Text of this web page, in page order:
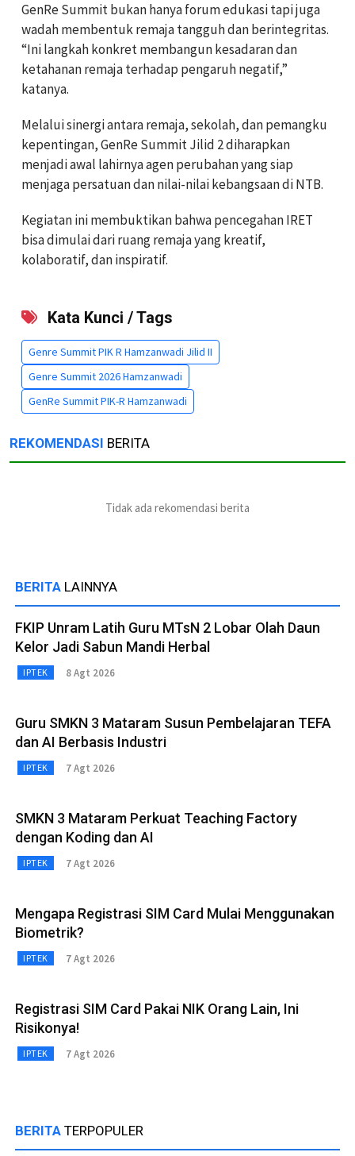
GenRe Summit bukan hanya forum edukasi tapi juga
wadah membentuk remaja tangguh dan berintegritas.
“Ini langkah konkret membangun kesadaran dan
ketahanan remaja terhadap pengaruh negatif,”
katanya.
Melalui sinergi antara remaja, sekolah, dan pemangku
kepentingan, GenRe Summit Jilid 2 diharapkan
menjadi awal lahirnya agen perubahan yang siap
menjaga persatuan dan nilai-nilai kebangsaan di NTB.
Kegiatan ini membuktikan bahwa pencegahan IRET
bisa dimulai dari ruang remaja yang kreatif,
kolaboratif, dan inspiratif.
Kata Kunci / Tags
Genre Summit PIK R Hamzanwadi Jilid II
Genre Summit 2026 Hamzanwadi
GenRe Summit PIK-R Hamzanwadi
REKOMENDASI BERITA
Tidak ada rekomendasi berita
BERITA LAINNYA
FKIP Unram Latih Guru MTsN 2 Lobar Olah Daun
Kelor Jadi Sabun Mandi Herbal
IPTEK 8 Agt 2026
Guru SMKN 3 Mataram Susun Pembelajaran TEFA
dan AI Berbasis Industri
IPTEK 7 Agt 2026
SMKN 3 Mataram Perkuat Teaching Factory
dengan Koding dan AI
IPTEK 7 Agt 2026
Mengapa Registrasi SIM Card Mulai Menggunakan
Biometrik?
IPTEK 7 Agt 2026
Registrasi SIM Card Pakai NIK Orang Lain, Ini
Risikonya!
IPTEK 7 Agt 2026
BERITA TERPOPULER